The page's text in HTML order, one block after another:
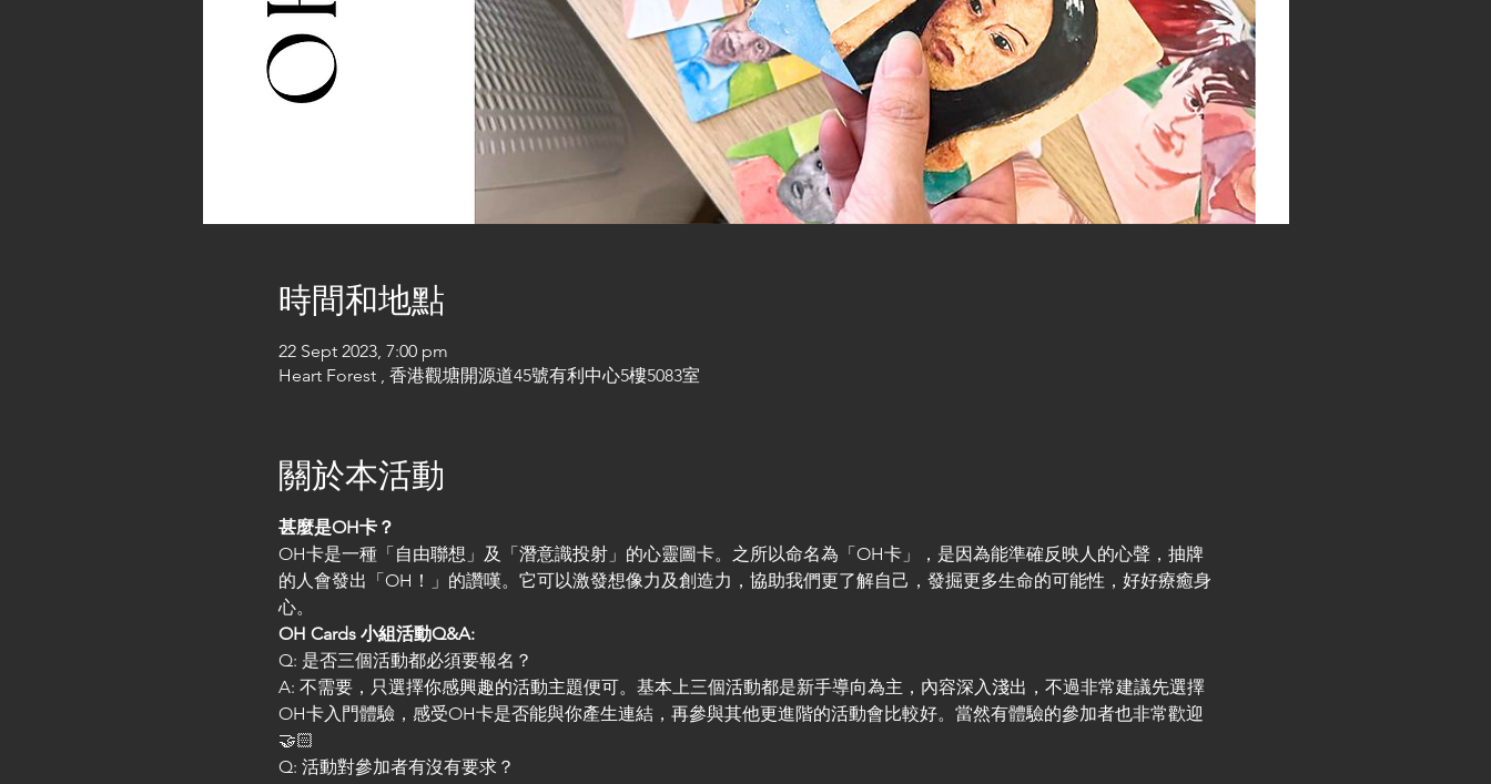
時間和地點
22 Sept 2023, 7:00 pm
Heart Forest , 香港觀塘開源道45號有利中心5樓5083室
關於本活動
甚麼是OH卡？
OH卡是一種「自由聯想」及「潛意識投射」的心靈圖卡。之所以命名為「OH卡」，是因為能準確反映人的心聲，抽牌
的人會發出「OH！」的讚嘆。它可以激發想像力及創造力，協助我們更了解自己，發掘更多生命的可能性，好好療癒身
心。
OH Cards 小組活動Q&A:
Q: 是否三個活動都必須要報名？
A: 不需要，只選擇你感興趣的活動主題便可。基本上三個活動都是新手導向為主，內容深入淺出，不過非常建議先選擇
OH卡入門體驗，感受OH卡是否能與你產生連結，再參與其他更進階的活動會比較好。當然有體驗的參加者也非常歡迎
🤝🏻
Q: 活動對參加者有沒有要求？